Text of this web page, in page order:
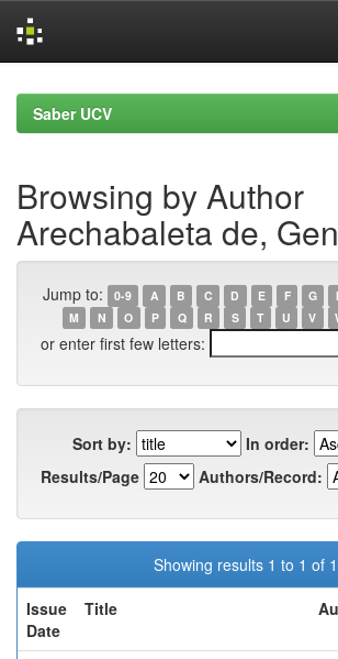
navigationSaber UCV
Browsing by Author
Arechabaleta de,
Jump to: 0-9 A B C D E F G
M
N O P Q R S T U V
or enter first few letters:
Sort by:
In order:
Results/Page
Authors/Record:
Showing results 1 to 1 of 1
Issue
Date
Title